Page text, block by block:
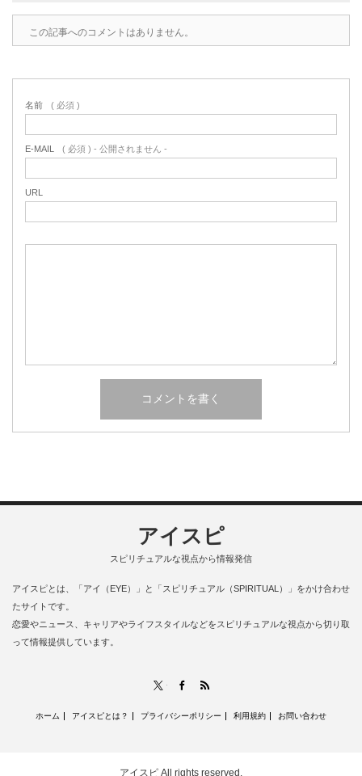
この記事へのコメントはありません。
名前 ( 必須 )
E-MAIL ( 必須 ) - 公開されません -
URL
アイスピ
スピリチュアルな視点から情報発信
アイスピとは、「アイ（EYE）」と「スピリチュアル（SPIRITUAL）」をかけ合わせ
たサイトです。
恋愛やニュース、キャリアやライフスタイルなどをスピリチュアルな視点から切り取
って情報提供しています。
X Facebook
ホーム アイスピとは？ プライバシーポリシー 利用規約 お問い合わせ
アイスピ All rights reserved.